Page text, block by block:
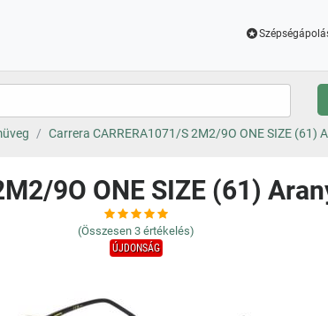
Carrera CARRERA1071/S 2M2/9O ONE SIZE (61)
9O ONE SIZE (61)
(Összesen 3 értékelés)
ÚJDONSÁG